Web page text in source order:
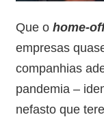
Que o home-
empresas
companhias
pandemia –
nefasto que